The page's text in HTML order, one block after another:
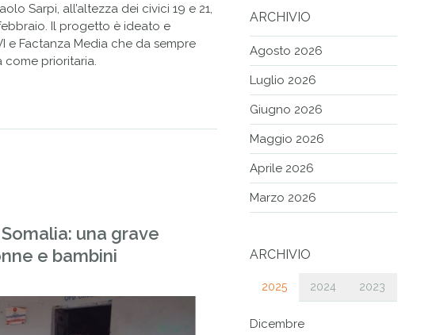
Sarpi, all’altezza dei civici 19 e 21,
Il progetto è ideato e
e Factanza Media che da sempre
prioritaria.
una grave
e bambini
ARCHIVIO
Agosto 2026
Luglio 2026
Giugno 2026
Maggio 2026
Aprile 2026
Marzo 2026
ARCHIVIO
2025 2024 2023
Dicembre